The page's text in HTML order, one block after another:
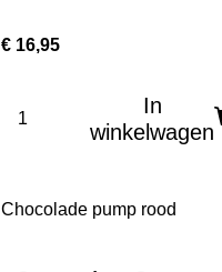
€ 16,95
In
winkelwagen
Chocolade pump rood